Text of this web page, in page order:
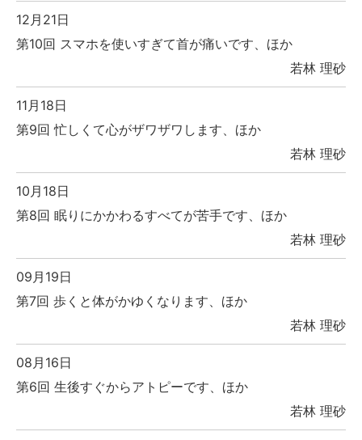
12月21日
第10回 スマホを使いすぎて首が痛いです、ほか
若林 理砂
11月18日
第9回 忙しくて心がザワザワします、ほか
若林 理砂
10月18日
第8回 眠りにかかわるすべてが苦手です、ほか
若林 理砂
09月19日
第7回 歩くと体がかゆくなります、ほか
若林 理砂
08月16日
第6回 生後すぐからアトピーです、ほか
若林 理砂